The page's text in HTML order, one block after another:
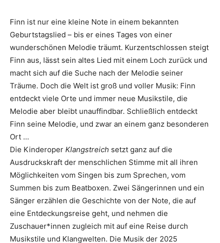
Finn ist nur eine kleine Note in einem bekannten
Geburtstagslied – bis er eines Tages von einer
wunderschönen Melodie träumt. Kurzentschlossen steigt
Finn aus, lässt sein altes Lied mit einem Loch zurück und
macht sich auf die Suche nach der Melodie seiner
Träume. Doch die Welt ist groß und voller Musik: Finn
entdeckt viele Orte und immer neue Musikstile, die
Melodie aber bleibt unauffindbar. Schließlich entdeckt
Finn seine Melodie, und zwar an einem ganz besonderen
Ort …
Die Kinderoper Klangstreich setzt ganz auf die
Ausdruckskraft der menschlichen Stimme mit all ihren
Möglichkeiten vom Singen bis zum Sprechen, vom
Summen bis zum Beatboxen. Zwei Sängerinnen und ein
Sänger erzählen die Geschichte von der Note, die auf
eine Entdeckungsreise geht, und nehmen die
Zuschauer*innen zugleich mit auf eine Reise durch
Musikstile und Klangwelten. Die Musik der 2025